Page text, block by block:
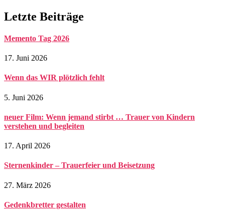
Letzte Beiträge
Memento Tag 2026
17. Juni 2026
Wenn das WIR plötzlich fehlt
5. Juni 2026
neuer Film: Wenn jemand stirbt … Trauer von Kindern
verstehen und begleiten
17. April 2026
Sternenkinder – Trauerfeier und Beisetzung
27. März 2026
Gedenkbretter gestalten